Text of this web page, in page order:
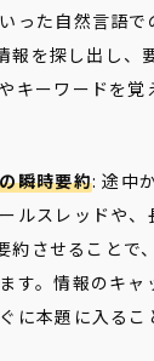
った自然言語で
を探し出し、
キーワードを覚
瞬時要約: 途中
ルスレッドや
させることで
す。情報のキャ
に本題に入るこ